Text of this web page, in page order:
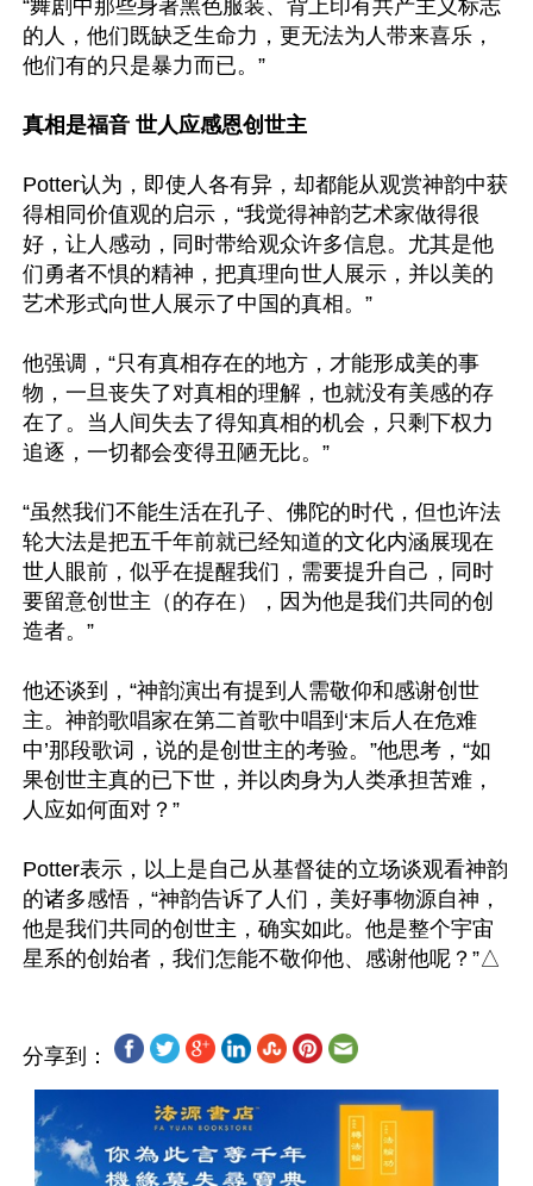
“舞剧中那些身著黑色服装、背上印有共产主义标志
的人，他们既缺乏生命力，更无法为人带来喜乐，
他们有的只是暴力而已。”
真相是福音 世人应感恩创世主
Potter认为，即使人各有异，却都能从观赏神韵中获
得相同价值观的启示，“我觉得神韵艺术家做得很
好，让人感动，同时带给观众许多信息。尤其是他
们勇者不惧的精神，把真理向世人展示，并以美的
艺术形式向世人展示了中国的真相。”
他强调，“只有真相存在的地方，才能形成美的事
物，一旦丧失了对真相的理解，也就没有美感的存
在了。当人间失去了得知真相的机会，只剩下权力
追逐，一切都会变得丑陋无比。”
“虽然我们不能生活在孔子、佛陀的时代，但也许法
轮大法是把五千年前就已经知道的文化内涵展现在
世人眼前，似乎在提醒我们，需要提升自己，同时
要留意创世主（的存在），因为他是我们共同的创
造者。”
他还谈到，“神韵演出有提到人需敬仰和感谢创世
主。神韵歌唱家在第二首歌中唱到‘末后人在危难
中’那段歌词，说的是创世主的考验。”他思考，“如
果创世主真的已下世，并以肉身为人类承担苦难，
人应如何面对？”
Potter表示，以上是自己从基督徒的立场谈观看神韵
的诸多感悟，“神韵告诉了人们，美好事物源自神，
他是我们共同的创世主，确实如此。他是整个宇宙
分享到：